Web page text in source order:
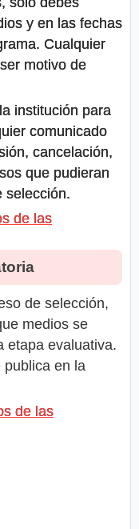
y en las fechas
Cualquier
motivo de
institución para
comunicado
cancelación,
que pudieran
selección.
de las
de selección,
medios se
etapa evaluativa.
publica en la
de las